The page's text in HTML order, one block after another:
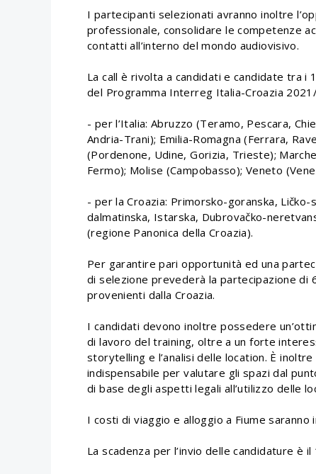
I partecipanti selezionati avranno inoltre
professionale, consolidare le competenze
contatti all’interno del mondo audiovisivo.
La call è rivolta a candidati e candidate tra i
del Programma Interreg Italia-Croazia
- per l’Italia: Abruzzo (Teramo, Pescara,
Andria-Trani); Emilia-Romagna (Ferrara,
(Pordenone, Udine, Gorizia, Trieste);
Fermo); Molise (Campobasso); Veneto
- per la Croazia: Primorsko-goranska,
dalmatinska, Istarska, Dubrovačko-
(regione Panonica della Croazia).
Per garantire pari opportunità ed una
di selezione prevederà la partecipazione di
provenienti dalla Croazia.
I candidati devono inoltre possedere
di lavoro del training, oltre a un forte
storytelling e l’analisi delle location. È
indispensabile per valutare gli spazi dal
di base degli aspetti legali all’utilizzo delle
I costi di viaggio e alloggio a Fiume
La scadenza per l’invio delle candidature è